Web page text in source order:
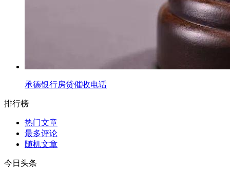
承德银行房贷催收电话
排行榜
热门文章
最多评论
随机文章
今日头条